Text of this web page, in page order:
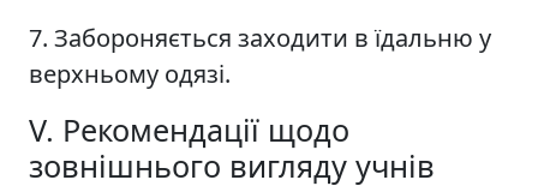
7. Забороняється заходити в їдальню у
верхньому одязі.
V. Рекомендації щодо
зовнішнього вигляду учнів